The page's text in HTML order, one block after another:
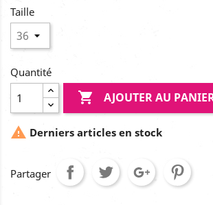
Taille
Quantité
 AJOUTER AU
 Derniers articles en stock
Partager